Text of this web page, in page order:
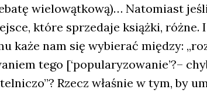
wie­lo­wąt­ko­wą)… Nato­miast
któ­re sprze­da­je książ­ki,
każe nam się wybie­rać mię­dzy:
tego [‘popu­la­ry­zo­wa­nie’?–
Rzecz wła­śnie w tym, by